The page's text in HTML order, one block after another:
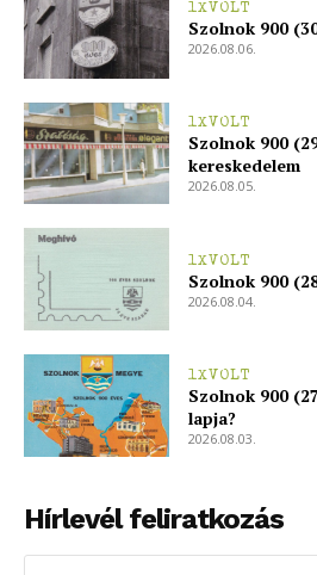
Adatkezelési tájékoztató
Hirdetés
1XVOLT
Szolnok 900
2026.08.06.
1XVOLT
Szolnok 900
kereskedelem
2026.08.05.
1XVOLT
Szolnok 900
2026.08.04.
1XVOLT
Szolnok 900
lapja?
2026.08.03.
Hírlevél feliratkozás